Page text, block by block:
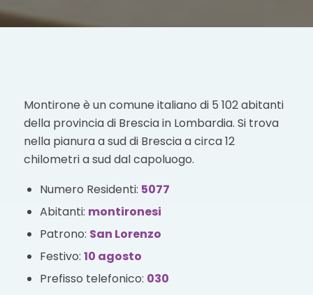
Montirone è un comune italiano di 5 102 abitanti
della provincia di Brescia in Lombardia. Si trova
nella pianura a sud di Brescia a circa 12
chilometri a sud dal capoluogo.
Numero Residenti: 5077
Abitanti: montironesi
Patrono: San Lorenzo
Festivo: 10 agosto
Prefisso telefonico: 030